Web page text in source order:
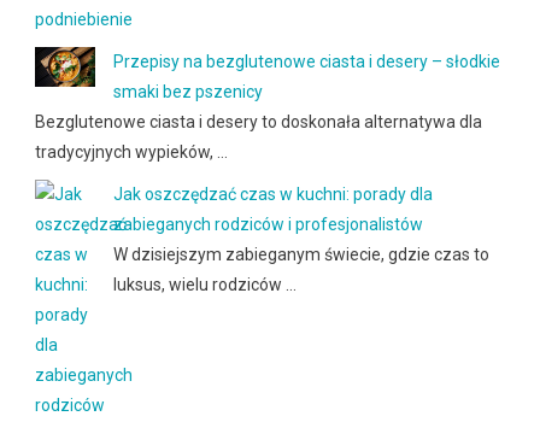
Przepisy na bezglutenowe ciasta i desery – słodkie
smaki bez pszenicy
Bezglutenowe ciasta i desery to doskonała alternatywa dla
tradycyjnych wypieków, …
Jak oszczędzać czas w kuchni: porady dla
zabieganych rodziców i profesjonalistów
W dzisiejszym zabieganym świecie, gdzie czas to
luksus, wielu rodziców …